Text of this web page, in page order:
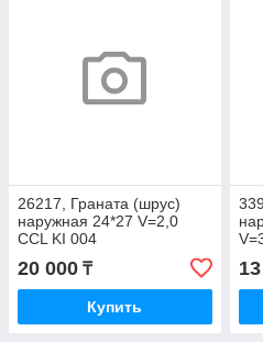
26217, Граната (шрус)
наружная 24*27 V=2,0
CCL KI 004
20 000 ₸
Купить